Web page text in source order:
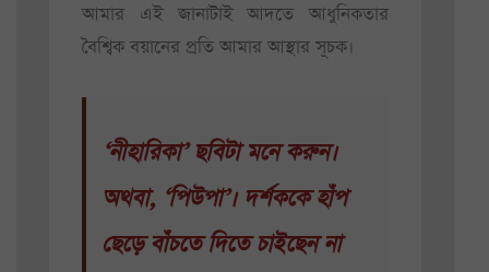
আমার এই জানাটাই আদতে আধুনিকতার
বৈশ্বিক বয়ানের প্রতি আমার আস্থার সূচক।
‘নীহারিকা’ ছবিটা মনে করুন।
অথবা, ‘পিউপা’। দর্শককে হাঁপ
ছেড়ে বাঁচতে দিতে চাইছেন না